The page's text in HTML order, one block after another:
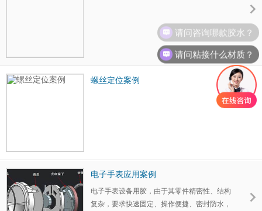
螺丝定位案例
电子手表应用案例
电子手表设备用胶，由于其零件精密性、结构
复杂，要求快速固定、操作便捷、密封防水，
请问咨询哪款胶水？
请问粘接什么材质？